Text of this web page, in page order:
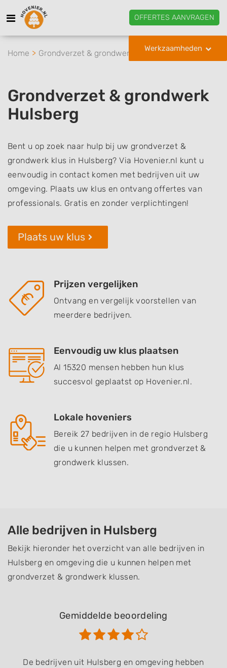
OFFERTES AANVRAGEN
Werkzaamheden
Home Grondverzet & grondwerk Hulsberg
Grondverzet & grondwerk
Hulsberg
Bent u op zoek naar hulp bij uw grondverzet &
grondwerk klus in Hulsberg? Via Hovenier.nl kunt u
eenvoudig in contact komen met bedrijven uit uw
omgeving. Plaats uw klus en ontvang offertes van
professionals. Gratis en zonder verplichtingen!
Plaats uw klus
Prijzen vergelijken
Ontvang en vergelijk voorstellen van
meerdere bedrijven.
Eenvoudig uw klus plaatsen
Al 15320 mensen hebben hun klus
succesvol geplaatst op Hovenier.nl.
Lokale hoveniers
Bereik 27 bedrijven in de regio Hulsberg
die u kunnen helpen met grondverzet &
grondwerk klussen.
Alle bedrijven in Hulsberg
Bekijk hieronder het overzicht van alle bedrijven in
Hulsberg en omgeving die u kunnen helpen met
grondverzet & grondwerk klussen.
Gemiddelde beoordeling
De bedrijven uit Hulsberg en omgeving hebben